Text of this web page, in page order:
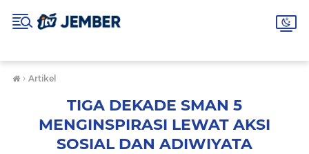
› Artikel
TIGA DEKADE SMAN 5
MENGINSPIRASI LEWAT AKSI
SOSIAL DAN ADIWIYATA